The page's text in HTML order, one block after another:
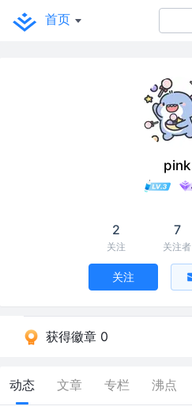
首页
pink
2
关注
7
关注者
关注
获得徽章 0
动态 文章 专栏 沸点